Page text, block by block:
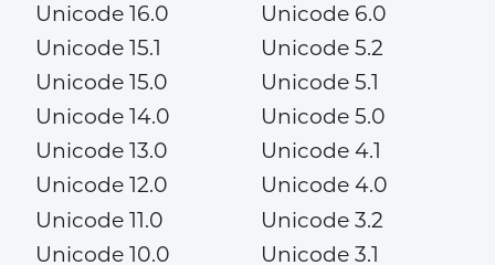
Unicode 16.0
Unicode 15.1
Unicode 15.0
Unicode 14.0
Unicode 13.0
Unicode 12.0
Unicode 11.0
Unicode 10.0
Unicode 6.0
Unicode 5.2
Unicode 5.1
Unicode 5.0
Unicode 4.1
Unicode 4.0
Unicode 3.2
Unicode 3.1